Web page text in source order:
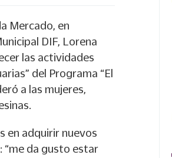
Mercado, en
DIF, Lorena
las actividades
del Programa “El
a las mujeres,
en adquirir nuevos
“me da gusto estar